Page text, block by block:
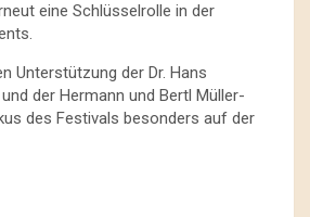
eine Schlüsselrolle in der
Unterstützung der Dr. Hans
der Hermann und Bertl Müller-
des Festivals besonders auf der